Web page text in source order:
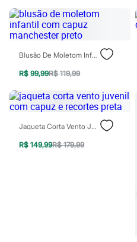
Arrumadinho para os meninos
Romântico para as meninas
Inverno
Roupas menina
0 a 24 meses
1 a 5 anos
4 a 12 anos
10 a 16 anos
Roupas menino
0 a 24 meses
1 a 5 anos
4 a 12 anos
Blusão De Moletom Infantil Com Capuz Manchester Preto
R$ 99,99R$ 119,99
Jaqueta Corta Vento Juvenil Com Capuz E Recortes Preta
R$ 149,99R$ 179,99